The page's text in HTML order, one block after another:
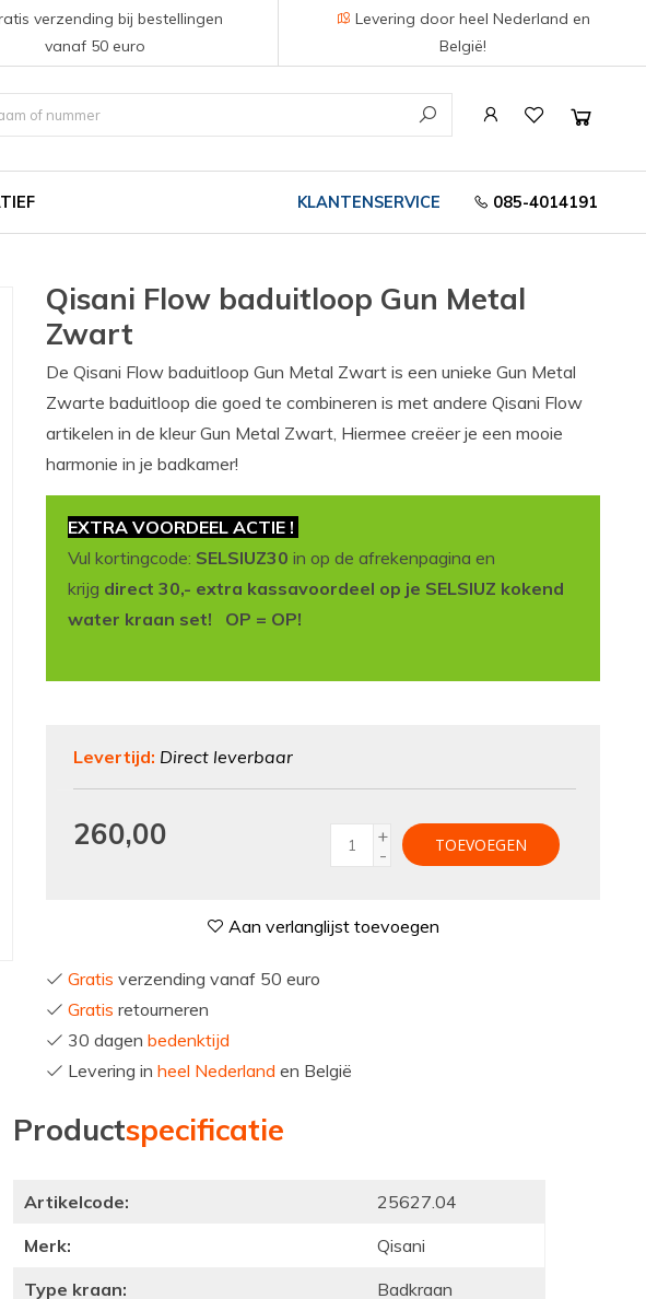
verzending bij bestellingen
vanaf 50 euro
Levering door heel Nederland en
België!
085-4014191
KLANTENSERVICE
Qisani Flow baduitloop Gun Metal
Zwart
De Qisani Flow baduitloop Gun Metal Zwart is een unieke Gun Metal
Zwarte baduitloop die goed te combineren is met andere Qisani Flow
artikelen in de kleur Gun Metal Zwart, Hiermee creëer je een mooie
harmonie in je badkamer!
EXTRA VOORDEEL ACTIE !
Vul kortingcode: SELSIUZ30 in op de afrekenpagina en
krijg direct 30,- extra kassavoordeel op je SELSIUZ kokend
water kraan set! OP = OP!
Levertijd: Direct leverbaar
260,00
+
-
TOEVOEGEN
Aan verlanglijst toevoegen
Gratis verzending vanaf 50 euro
Gratis retourneren
30 dagen bedenktijd
Levering in heel Nederland en België
Productspecificatie
Artikelcode:
25627.04
Merk:
Qisani
Type kraan:
Badkraan